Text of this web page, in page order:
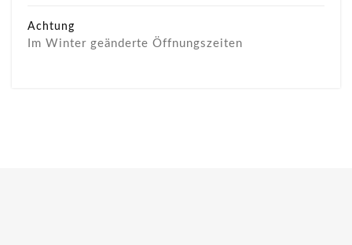
Achtung
Im Winter geänderte Öffnungszeiten